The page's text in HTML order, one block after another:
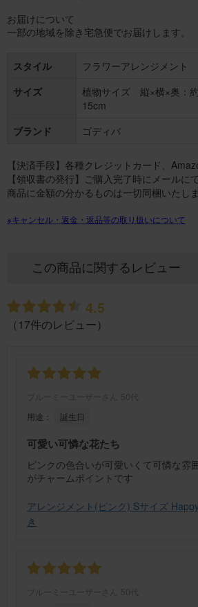
お届けについて
一部の地域を除き宅急便でお届けします。
スタイル
フラワーアレンジメント
サイズ
植物サイズ 縦×横×奥：
15cm
ブランド
ゴディバ
【決済手段】各種クレジットカード、
【領収書の発行】ご購入完了時にメールに
商品に金額の分かるものは一切同梱いたしま
※キャンセル・返金・返品等の取り扱いについて
この商品に関するレビュー
4.5
（17件のレビュー）
ブルーミーユーザーさん
50代
用途：
誕生日
可愛い可憐な花たち
ピンクの色合いが可愛いくて可憐な雰
がチャームポイントです
アレンジメント(ピンク) Sサイズ
き
ブルーミーユーザーさん
50代